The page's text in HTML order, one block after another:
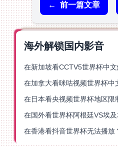
← 前一篇文章
海外解锁国内影音